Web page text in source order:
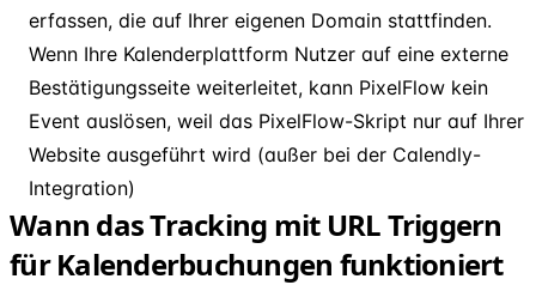
erfassen, die auf Ihrer eigenen Domain stattfinden.
Wenn Ihre Kalenderplattform Nutzer auf eine externe
Bestätigungsseite weiterleitet, kann PixelFlow kein
Event auslösen, weil das PixelFlow-Skript nur auf Ihrer
Website ausgeführt wird (außer bei der Calendly-
Integration)
Wann das Tracking mit URL Triggern
für Kalenderbuchungen funktioniert